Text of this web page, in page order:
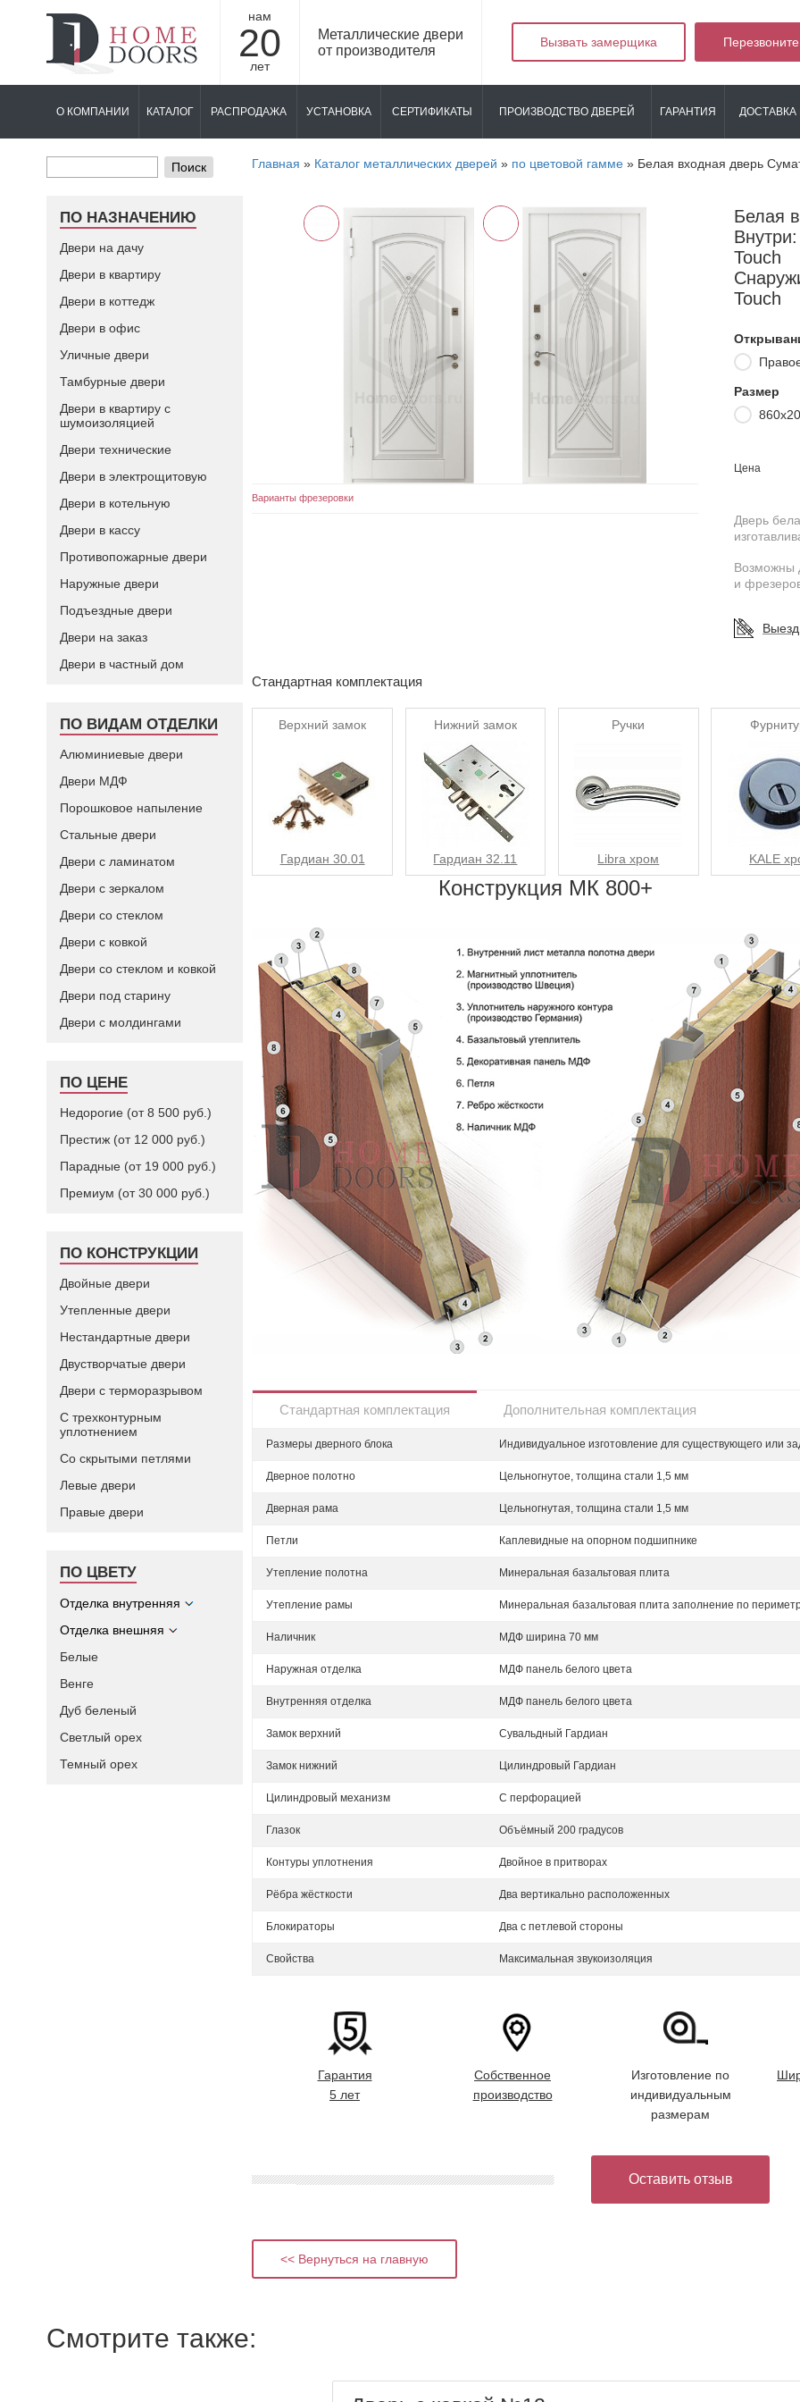
нам
20
лет
Металлические двери
от производителя
Вызвать замерщика
О КОМПАНИИ КАТАЛОГ РАСПРОДАЖА УСТАНОВКА СЕРТИФИКАТЫ ПРОИЗВОДСТВО ДВЕРЕЙ ГАРАНТИЯ ДОСТАВКА
Поиск
ПО НАЗНАЧЕНИЮ
Двери на дачу
Двери в квартиру
Двери в коттедж
Двери в офис
Уличные двери
Тамбурные двери
Двери в квартиру с
шумоизоляцией
Двери технические
Двери в электрощитовую
Двери в котельную
Двери в кассу
Противопожарные двери
Наружные двери
Подъездные двери
Двери на заказ
Двери в частный дом
ПО ВИДАМ ОТДЕЛКИ
Алюминиевые двери
Двери МДФ
Порошковое напыление
Стальные двери
Двери с ламинатом
Двери с зеркалом
Двери со стеклом
Двери с ковкой
Двери со стеклом и ковкой
Двери под старину
Двери с молдингами
ПО ЦЕНЕ
Недорогие (от 8 500 руб.)
Престиж (от 12 000 руб.)
Парадные (от 19 000 руб.)
Премиум (от 30 000 руб.)
ПО КОНСТРУКЦИИ
Двойные двери
Утепленные двери
Нестандартные двери
Двустворчатые двери
Двери с терморазрывом
С трехконтурным
уплотнением
Со скрытыми петлями
Левые двери
Правые двери
ПО ЦВЕТУ
Отделка внутренняя
Отделка внешняя
Белые
Венге
Дуб беленый
Светлый орех
Темный орех
Главная » Каталог металлических дверей » по цветовой гамме » Белая входная дверь
Варианты фрезеровки
Белая
Touch
Touch
Размер
Цена
Дверь
Возможны
и
Стандартная комплектация
Верхний замок
Гардиан 30.01
Нижний замок
Гардиан 32.11
Ручки
Libra хром KALE
Конструкция МК 800+
Стандартная комплектация Дополнительная комплектация
Размеры дверного блока Индивидуальное изготовление для существующего или
Дверное полотно Цельногнутое, толщина стали 1,5 мм
Дверная рама Цельногнутая, толщина стали 1,5 мм
Петли Каплевидные на опорном подшипнике
Утепление полотна Минеральная базальтовая плита
Утепление рамы Минеральная базальтовая плита заполнение по
Наличник МДФ ширина 70 мм
Наружная отделка МДФ панель белого цвета
Внутренняя отделка МДФ панель белого цвета
Замок верхний Сувальдный Гардиан
Замок нижний Цилиндровый Гардиан
Цилиндровый механизм С перфорацией
Глазок Объёмный 200 градусов
Контуры уплотнения Двойное в притворах
Рёбра жёсткости Два вертикально расположенных
Блокираторы Два с петлевой стороны
Свойства Максимальная звукоизоляция
Гарантия
5 лет
Собственное
производство
Изготовление по
индивидуальным
размерам
Оставить отзыв
<< Вернуться на главную
Смотрите также: